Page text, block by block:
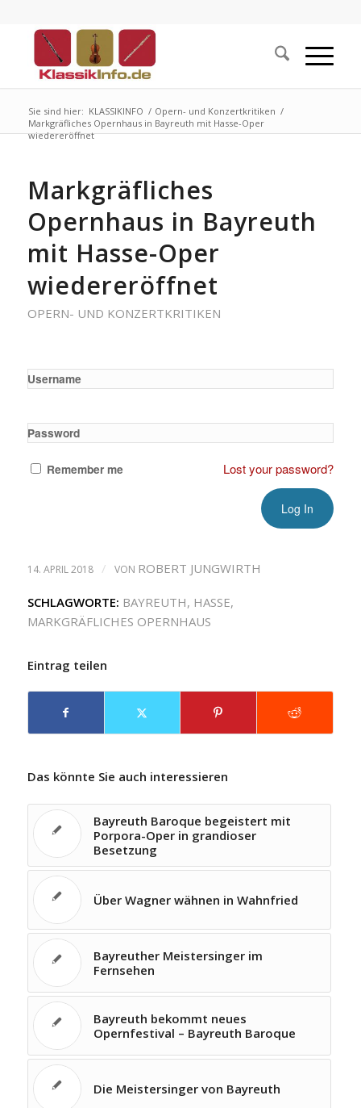
Sie sind hier: KLASSIKINFO / Opern- und Konzertkritiken /
Markgräfliches Opernhaus in Bayreuth mit Hasse-Oper
wiedereröffnet
Markgräfliches
Opernhaus in Bayreuth
mit Hasse-Oper
wiedereröffnet
OPERN- UND KONZERTKRITIKEN
Username
Password
Remember me Lost your password?
14. APRIL 2018 / VON ROBERT JUNGWIRTH
SCHLAGWORTE: BAYREUTH, HASSE,
MARKGRÄFLICHES OPERNHAUS
Eintrag teilen
Das könnte Sie auch interessieren
Bayreuth Baroque begeistert mit
Porpora-Oper in grandioser
Besetzung
Über Wagner wähnen in Wahnfried
Bayreuther Meistersinger im
Fernsehen
Bayreuth bekommt neues
Opernfestival – Bayreuth Baroque
Die Meistersinger von Bayreuth